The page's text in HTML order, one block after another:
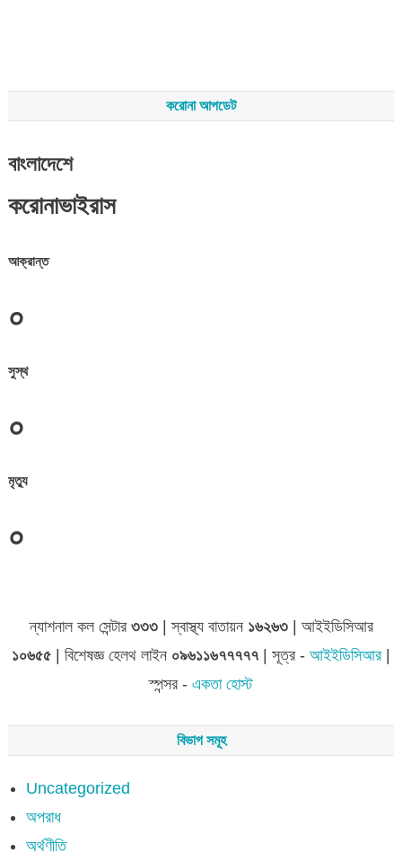
করোনা আপডেট
বাংলাদেশে
করোনাভাইরাস
আক্রান্ত
০
সুস্থ
০
মৃত্যু
০
ন্যাশনাল কল সেন্টার ৩৩৩| স্বাস্থ্য বাতায়ন ১৬২৬৩| আইইডিসিআর
১০৬৫৫ | বিশেষজ্ঞ হেলথ লাইন ০৯৬১১৬৭৭৭৭৭| সূত্র - আইইডিসিআর|
স্পন্সর - একতা হোস্ট
বিভাগ সমূহ
Uncategorized
অপরাধ
অর্থণীতি